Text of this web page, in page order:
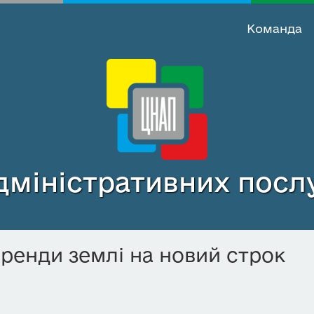
Команда
землі на новий строк